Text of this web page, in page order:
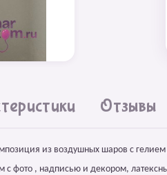
Отзывы
из воздушных шаров с
с фото , надписью и декором,